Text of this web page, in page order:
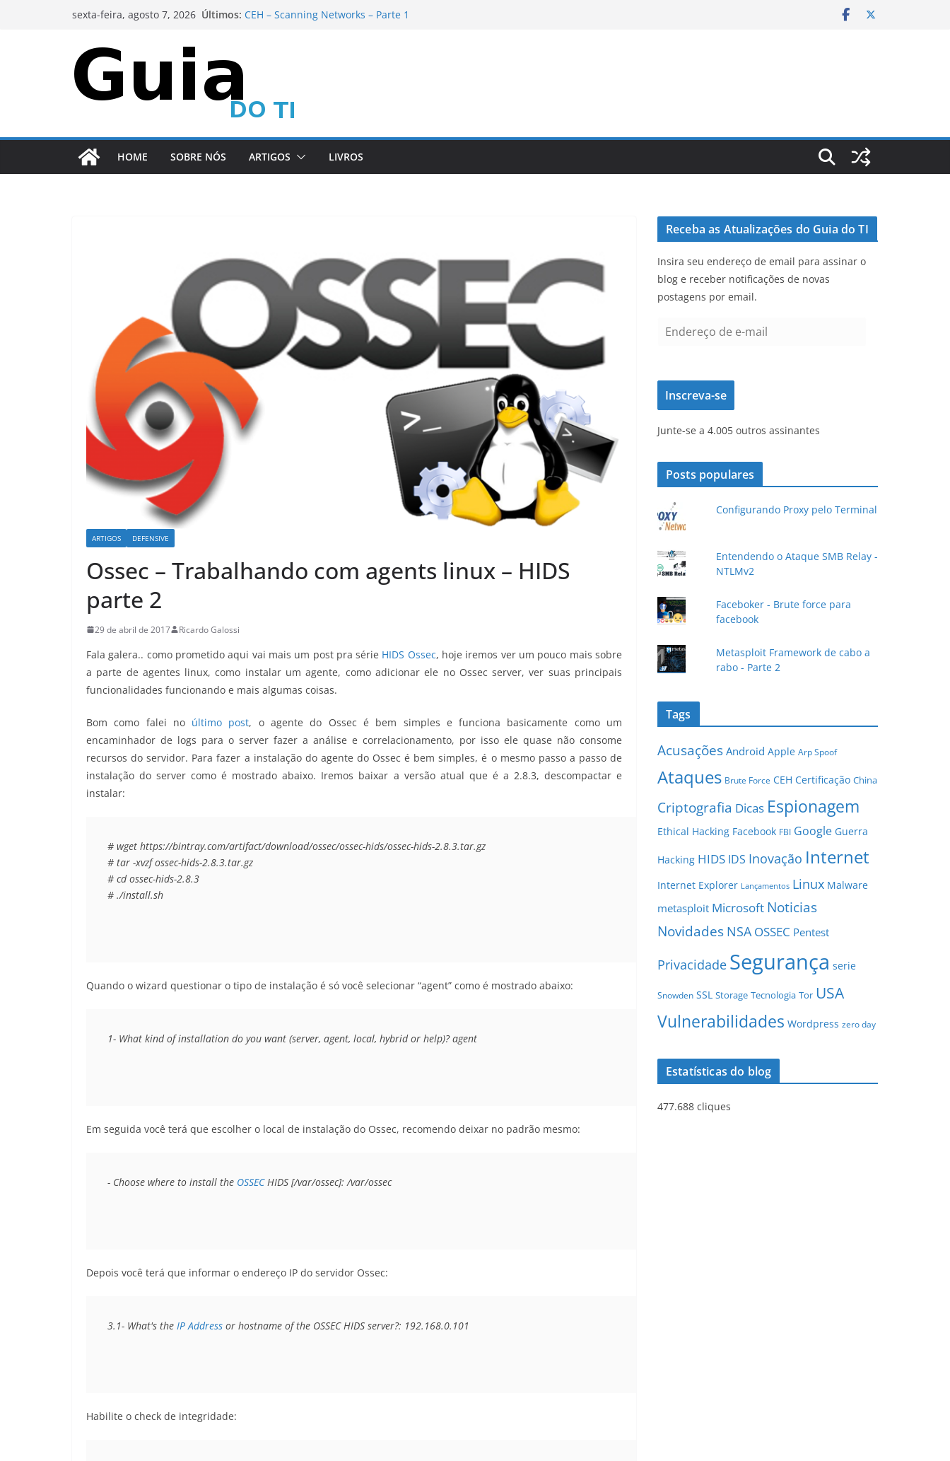
sexta-feira, agosto 7, 2026 Últimos: CEH – Scanning Networks – Parte 1
HOME SOBRE NÓS ARTIGOS LIVROS
ARTIGOS DEFENSIVE
Ossec – Trabalhando com agents linux – HIDS
parte 2
29 de abril de 2017 Ricardo Galossi
Fala galera.. como prometido aqui vai mais um post pra série HIDS Ossec, hoje iremos ver um pouco mais sobre
a parte de agentes linux, como instalar um agente, como adicionar ele no Ossec server, ver suas principais
funcionalidades funcionando e mais algumas coisas.
Bom como falei no último post, o agente do Ossec é bem simples e funciona basicamente como um
encaminhador de logs para o server fazer a análise e correlacionamento, por isso ele quase não consome
recursos do servidor. Para fazer a instalação do agente do Ossec é bem simples, é o mesmo passo a passo de
instalação do server como é mostrado abaixo. Iremos baixar a versão atual que é a 2.8.3, descompactar e
instalar:
# wget https://bintray.com/artifact/download/ossec/ossec-hids/ossec-hids-2.8.3.tar.gz
# tar -xvzf ossec-hids-2.8.3.tar.gz
# cd ossec-hids-2.8.3
# ./install.sh
Quando o wizard questionar o tipo de instalação é só você selecionar “agent” como é mostrado abaixo:
1- What kind of installation do you want (server, agent, local, hybrid or help)? agent
Em seguida você terá que escolher o local de instalação do Ossec, recomendo deixar no padrão mesmo:
- Choose where to install the OSSEC HIDS [/var/ossec]: /var/ossec
Depois você terá que informar o endereço IP do servidor Ossec:
3.1- What's the IP Address or hostname of the OSSEC HIDS server?: 192.168.0.101
Habilite o check de integridade:
Receba as Atualizações do Guia do TI
Insira seu endereço de email para assinar o
blog e receber notificações de novas
postagens por email.
e
e
ç
d
e
-
a
i
Inscreva-se
Junte-se a 4.005 outros assinantes
Posts populares
Configurando Proxy pelo Terminal
Entendendo o Ataque SMB Relay -
NTLMv2
Faceboker - Brute force para
facebook
Metasploit Framework de cabo a
rabo - Parte 2
Tags
Acusações Android Apple Arp Spoof
Ataques Brute Force CEH Certificação China
Criptografia Dicas Espionagem
Ethical Hacking Facebook FBI Google Guerra
Hacking HIDS IDS Inovação Internet
Internet Explorer Lançamentos Linux Malware
metasploit Microsoft Noticias
Novidades NSA OSSEC Pentest
Privacidade Segurança serie
Snowden SSL Storage Tecnologia Tor USA
Vulnerabilidades Wordpress zero day
Estatísticas do blog
477.688 cliques